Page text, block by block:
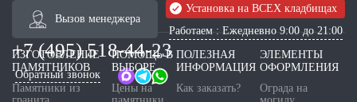
Вызов менеджера
Установка на ВСЕХ кладбищах
Работаем : Ежедневно 9:00 до 21:00
+7 (495) 518-44-23
Обратный звонок
ИЗГОТОВЛЕНИЕ
ПАМЯТНИКОВ
Памятники из
ПОМОЩЬ В
ВЫБОРЕ
Цены на
ПОЛЕЗНАЯ
ИНФОРМАЦИЯ
Как заказать?
ЭЛЕМЕНТЫ
ОФОРМЛЕНИЯ
Ограда на